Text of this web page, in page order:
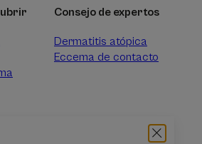
Consejo de expertos
Dermatitis atópica
Eccema de contacto